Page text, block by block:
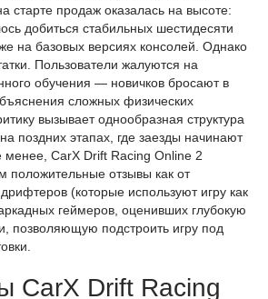
старте продаж оказалась на высоте:
добиться стабильных шестидесяти
на базовых версиях консолей. Однако
Пользователи жалуются на
обучения — новичков бросают в
сложных физических
вызывает однообразная структура
поздних этапах, где заезды начинают
менее, CarX Drift Racing Online 2
положительные отзывы как от
(которые используют игру как
геймеров, оценивших глубокую
позволяющую подстроить игру под
CarX Drift Racing